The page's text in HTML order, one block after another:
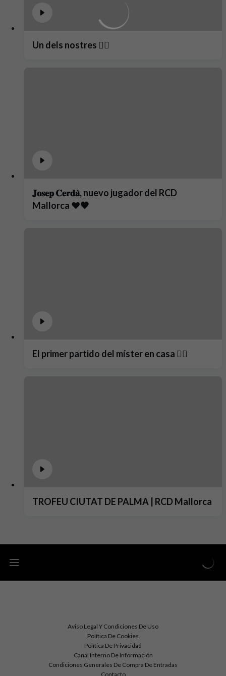
Un dels nostres ❤️‍🔥
𝐉𝐨𝐬𝐞𝐩 𝐂𝐞𝐫𝐝𝐚̀, nuevo jugador del RCD
Mallorca ❤️🖤
El primer partido del míster en casa ❤️‍🔥
TROFEU CIUTAT DE PALMA | RCD Mallorca
Aviso Legal Y Condiciones De Uso
Política De Cookies
Política De Privacidad
Canal Interno De Información
Condiciones Generales De Compra De Entradas
Contacto